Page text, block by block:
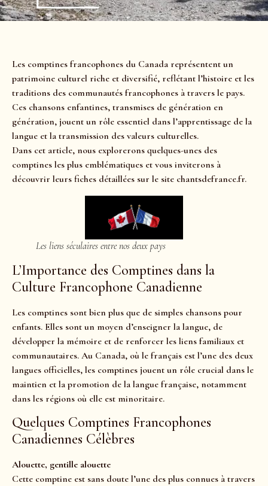
Les comptines francophones du Canada représentent un
patrimoine culturel riche et diversifié, reflétant l’histoire et les
traditions des communautés francophones à travers le pays.
Ces chansons enfantines, transmises de génération en
génération, jouent un rôle essentiel dans l’apprentissage de la
langue et la transmission des valeurs culturelles.
Dans cet article, nous explorerons quelques-unes des
comptines les plus emblématiques et vous inviterons à
découvrir leurs fiches détaillées sur le site chantsdefrance.fr.
Les liens séculaires entre nos deux pays
L’Importance des Comptines dans la
Culture Francophone Canadienne
Les comptines sont bien plus que de simples chansons pour
enfants. Elles sont un moyen d’enseigner la langue, de
développer la mémoire et de renforcer les liens familiaux et
communautaires. Au Canada, où le français est l’une des deux
langues officielles, les comptines jouent un rôle crucial dans le
maintien et la promotion de la langue française, notamment
dans les régions où elle est minoritaire.
Quelques Comptines Francophones
Canadiennes Célèbres
Alouette, gentille alouette
Cette comptine est sans doute l’une des plus connues à travers